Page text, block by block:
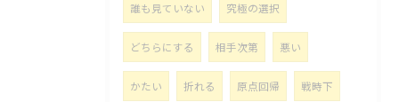
誰も見ていない 究極の選択
どちらにする 相手次第 悪い
かたい 折れる 原点回帰 戦時下